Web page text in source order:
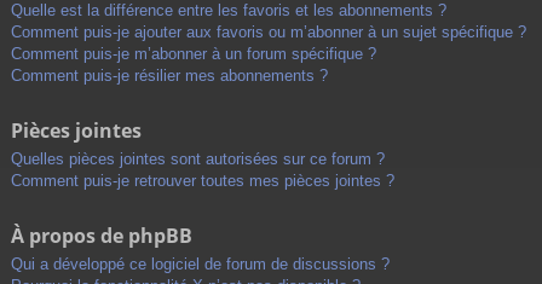
Quelle est la différence entre les favoris et les abonnements ?
Comment puis-je ajouter aux favoris ou m’abonner à un sujet spécifique ?
Comment puis-je m’abonner à un forum spécifique ?
Comment puis-je résilier mes abonnements ?
Pièces jointes
Quelles pièces jointes sont autorisées sur ce forum ?
Comment puis-je retrouver toutes mes pièces jointes ?
À propos de phpBB
Qui a développé ce logiciel de forum de discussions ?